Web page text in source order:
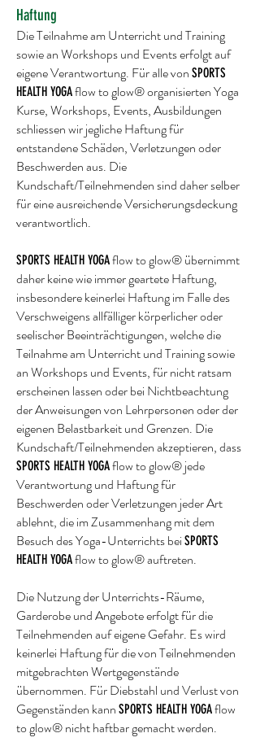
Haftung
Die Teilnahme am Unterricht und Training
sowie an Workshops und Events erfolgt auf
eigene Verantwortung. Für alle von SPORTS
HEALTH YOGAflow to glow® organisierten Yoga
Kurse, Workshops, Events, Ausbildungen
schliessen wir jegliche Haftung für
entstandene Schäden, Verletzungen oder
Beschwerden aus. Die
Kundschaft/Teilnehmenden sind daher selber
für eine ausreichende Versicherungsdeckung
verantwortlich.
SPORTS HEALTH YOGAflow to glow® übernimmt
daher keine wie immer geartete Haftung,
insbesondere keinerlei Haftung im Falle des
Verschweigens allfälliger körperlicher oder
seelischer Beeinträchtigungen, welche die
Teilnahme am Unterricht und Training sowie
an Workshops und Events, für nicht ratsam
erscheinen lassen oder bei Nichtbeachtung
der Anweisungen von Lehrpersonen oder der
eigenen Belastbarkeit und Grenzen. Die
Kundschaft/Teilnehmenden akzeptieren, dass
SPORTS HEALTH YOGAflow to glow® jede
Verantwortung und Haftung für
Beschwerden oder Verletzungen jeder Art
ablehnt, die im Zusammenhang mit dem
Besuch des Yoga-Unterrichts bei SPORTS
HEALTH YOGAflow to glow® auftreten.
Die Nutzung der Unterrichts-Räume,
Garderobe und Angebote erfolgt für die
Teilnehmenden auf eigene Gefahr. Es wird
keinerlei Haftung für die von Teilnehmenden
mitgebrachten Wertgegenstände
übernommen. Für Diebstahl und Verlust von
Gegenständen kann SPORTS HEALTH YOGAflow
to glow® nicht haftbar gemacht werden.